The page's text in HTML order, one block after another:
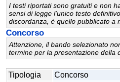
I testi riportati sono gratuiti e non
sensi di legge l'unico testo
discordanza, è quello pubblicato a
Concorso
Attenzione, il bando selezionato
termine per la presentazione della
Tipologia
Concorso